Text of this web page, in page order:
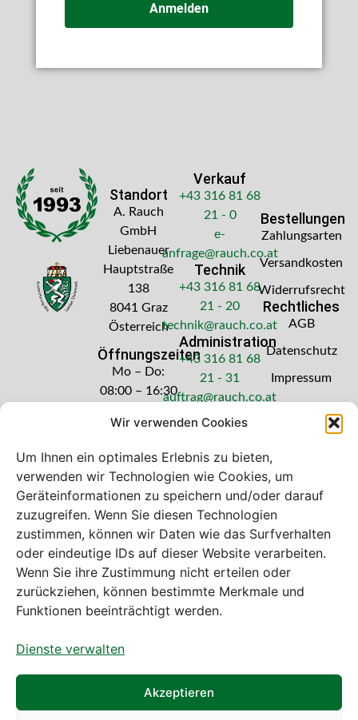
Wir verwenden Cookies
Um Ihnen ein optimales Erlebnis zu bieten,
verwenden wir Technologien wie Cookies, um
Geräteinformationen zu speichern und/oder darauf
zuzugreifen. Wenn Sie diesen Technologien
zustimmen, können wir Daten wie das Surfverhalten
oder eindeutige IDs auf dieser Website verarbeiten.
Wenn Sie ihre Zustimmung nicht erteilen oder
zurückziehen, können bestimmte Merkmale und
Funktionen beeinträchtigt werden.
Dienste verwalten
Akzeptieren
Anmelden
Standort
A. Rauch
GmbH
Liebenauer
Hauptstraße
138
8041 Graz
Österreich
Öffnungszeiten
Mo – Do:
08:00 – 16:30
Freitag: 08:00
Verkauf
+43 316 81 68
21 - 0
e-
anfrage@rauch.co.at
Technik
+43 316 81 68
21 - 20
technik@rauch.co.at
Administration
+43 316 81 68
21 - 31
auftrag@rauch.co.at
Bestellungen
Zahlungsarten
Versandkosten
Widerrufsrecht
Rechtliches
AGB
Datenschutz
Impressum
Bei diesem Webshop handelt es sich um
einen B2B-Webshop
A. Rauch GmbH – Ihr Experte aus Österreich für Waagen,
Eich- & Kalibrierservice, Sprühnebel-Zerstäubungstechnik
und Lebensmittelmaschinen.
Sämtliche Angebote der A. Rauch GmbH richten sich
gewerbliche Kunden, Institutionen, Kommunen usw. aus
Österreich, Deutschland und der Schweiz (weitere Länder